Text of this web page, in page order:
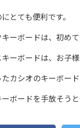
とても便利です。
ーボードは、初め
ーボードは、お子
カシオのキーボー
ボードを手放そう